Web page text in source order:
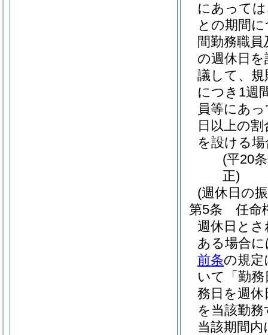
にあって
との期間
間勤務職
の週休日
議して、
につき1週
員等にあ
日以上の
を設ける
(平20
正)
(週休日の
第5条
任命
週休日と
ある場合
前条の規定
いて「勤
務日を週
を当該勤
当該期間